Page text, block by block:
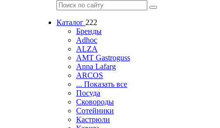
Каталог 222
Бренды
Adhoc
ALZA
AMT Gastroguss
Anna Lafarg
ARCOS
... Показать все
Посуда
Сковороды
Сотейники
Кастрюли